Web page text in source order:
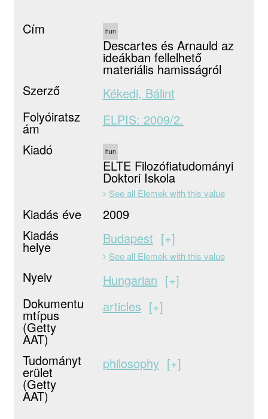
Cím hun
Descartes és Arnauld az
ideákban fellelhető
materiális hamisságról
Szerző
Kékedi, Bálint
Folyóiratsz
ám
ELPIS: 2009/2.
Kiadó
hun
ELTE Filozófiatudományi
Doktori Iskola
See all Elemek with this value
Kiadás éve
2009
Kiadás
helye
Budapest
See all Elemek with this value
+
Nyelv Hungarian
+
Dokumentu
mtípus
(Getty
AAT)
articles +
Tudományt
erület
(Getty
AAT)
philosophy +